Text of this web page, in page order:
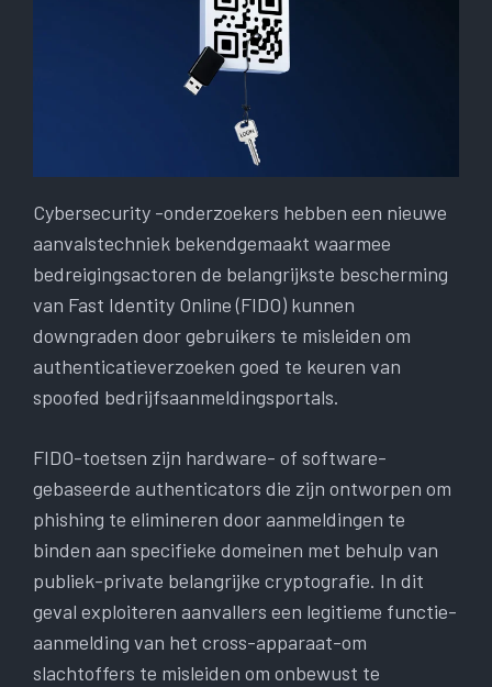
Cybersecurity -onderzoekers hebben een nieuwe
aanvalstechniek bekendgemaakt waarmee
bedreigingsactoren de belangrijkste bescherming
van Fast Identity Online (FIDO) kunnen
downgraden door gebruikers te misleiden om
authenticatieverzoeken goed te keuren van
spoofed bedrijfsaanmeldingsportals.
FIDO-toetsen zijn hardware- of software-
gebaseerde authenticators die zijn ontworpen om
phishing te elimineren door aanmeldingen te
binden aan specifieke domeinen met behulp van
publiek-private belangrijke cryptografie. In dit
geval exploiteren aanvallers een legitieme functie-
aanmelding van het cross-apparaat-om
slachtoffers te misleiden om onbewust te